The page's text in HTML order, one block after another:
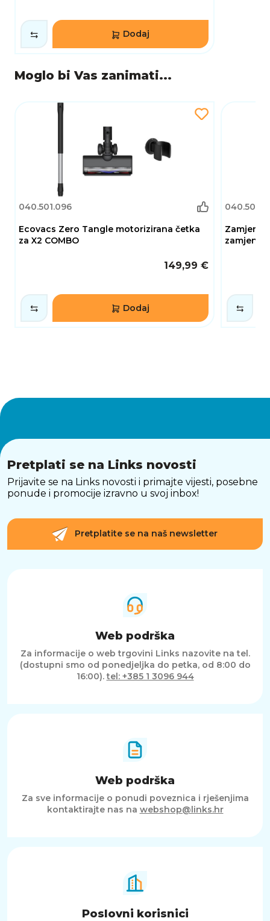
Dodaj
Moglo bi Vas zanimati...
040.501.096
Ecovacs Zero Tangle motorizirana četka
za X2 COMBO
149,99 €
Dodaj
Pretplati se na Links novosti
Prijavite se na Links novosti i primajte vijesti, posebne
ponude i promocije izravno u svoj inbox!
Pretplatite se na naš newsletter
Web podrška
Za informacije o web trgovini Links nazovite na tel.
(dostupni smo od ponedjeljka do petka, od 8:00 do
16:00).tel: +385 1 3096 944
Web podrška
Za sve informacije o ponudi poveznica i rješenjima
kontaktirajte nas na webshop@links.hr
Poslovni korisnici